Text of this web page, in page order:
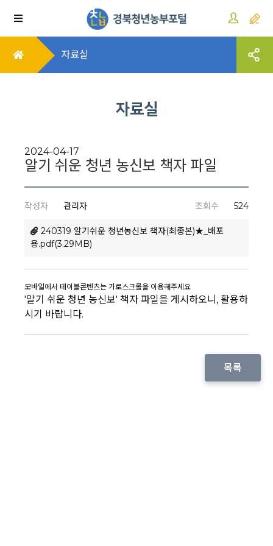
자료실
자료실
2024-04-17
알기 쉬운 청년 농신보 책자 파일
작성자 관리자 조회수 524
240319 알기쉬운 청년농신보 책자(최종본)★_배포
용.pdf(3.29MB)
'알기 쉬운 청년 농신보' 책자 파일을 게시하오니, 활용하
시기 바랍니다.
목록